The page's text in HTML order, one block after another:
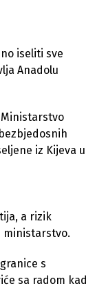
iseliti sve
Anadolu
Ministarstvo
iz Kijeva u
a rizik
ministarstvo.
s
sa radom kad